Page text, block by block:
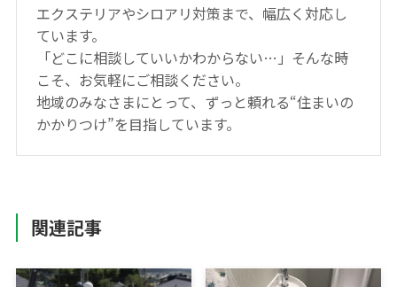
エクステリアやシロアリ対策まで、幅広く対応し
ています。
「どこに相談していいかわからない…」そんな時
こそ、お気軽にご相談ください。
地域のみなさまにとって、ずっと頼れる“住まいの
かかりつけ”を目指しています。
関連記事